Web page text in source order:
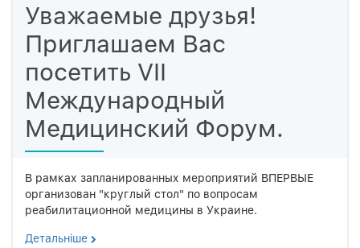
Уважаемые друзья!
Приглашаем Вас
посетить VII
Международный
Медицинский Форум.
В рамках запланированных мероприятий ВПЕРВЫЕ
организован "круглый стол" по вопросам
реабилитационной медицины в Украине.
Детальнiше